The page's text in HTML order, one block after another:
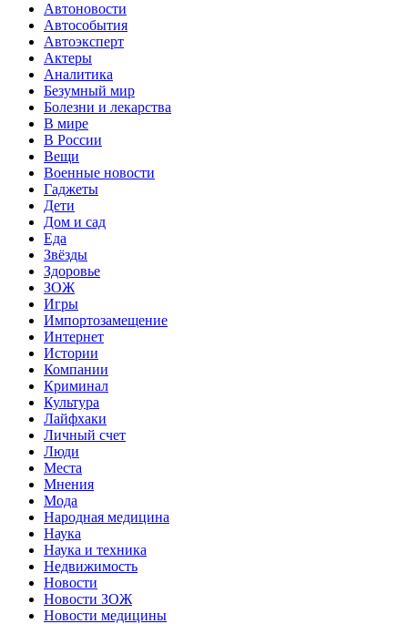
Автоновости
Автособытия
Автоэксперт
Актеры
Аналитика
Безумный мир
Болезни и лекарства
В мире
В России
Вещи
Военные новости
Гаджеты
Дети
Дом и сад
Еда
Звёзды
Здоровье
ЗОЖ
Игры
Импортозамещение
Интернет
Истории
Компании
Криминал
Культура
Лайфхаки
Личный счет
Люди
Места
Мнения
Мода
Народная медицина
Наука
Наука и техника
Недвижимость
Новости
Новости ЗОЖ
Новости медицины